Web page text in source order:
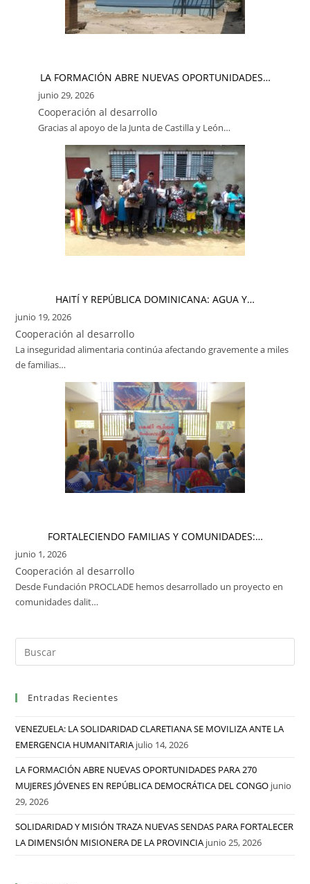
LA FORMACIÓN ABRE NUEVAS OPORTUNIDADES…
junio 29, 2026
Cooperación al desarrollo
Gracias al apoyo de la Junta de Castilla y León…
HAITÍ Y REPÚBLICA DOMINICANA: AGUA Y…
junio 19, 2026
Cooperación al desarrollo
La inseguridad alimentaria continúa afectando gravemente a miles
de familias…
FORTALECIENDO FAMILIAS Y COMUNIDADES:…
junio 1, 2026
Cooperación al desarrollo
Desde Fundación PROCLADE hemos desarrollado un proyecto en
comunidades dalit…
Entradas Recientes
VENEZUELA: LA SOLIDARIDAD CLARETIANA SE MOVILIZA ANTE LA
EMERGENCIA HUMANITARIA julio 14, 2026
LA FORMACIÓN ABRE NUEVAS OPORTUNIDADES PARA 270
MUJERES JÓVENES EN REPÚBLICA DEMOCRÁTICA DEL CONGO junio
29, 2026
SOLIDARIDAD Y MISIÓN TRAZA NUEVAS SENDAS PARA FORTALECER
LA DIMENSIÓN MISIONERA DE LA PROVINCIA junio 25, 2026